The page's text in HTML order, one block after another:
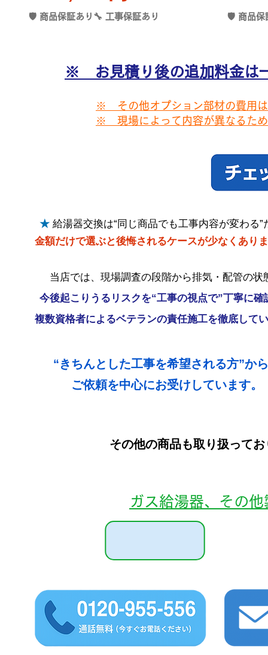
🛡 商品保証あり🔧 工事保証あり 🛡 商品保
※ お見積り後の追加料金は
※ その他オプション部材の費用は
※ 現場によって内容が異なるため
★ 給湯器交換は“同じ商品でも工事内容が変わる”
金額だけで選ぶと後悔されるケースが少なくあり
当店では、現場調査の段階から排気・配管の状
今後起こりうるリスクを“工事の視点で”丁寧に確
複数資格者によるベテランの責任施工を徹底して
“きちんとした工事を希望される方”か
ご依頼を中心にお受けしています。
その他の商品も取り扱って
ガス給湯器、その